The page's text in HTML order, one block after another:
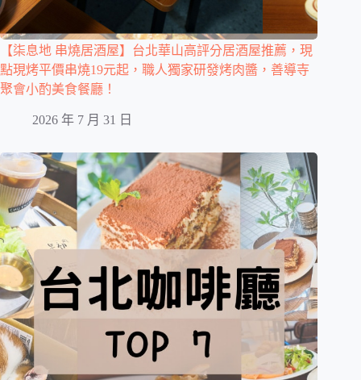
【柒息地 串燒居酒屋】台北華山高評分居酒屋推薦，現
點現烤平價串燒19元起，職人獨家研發烤肉醬，善導寺
聚會小酌美食餐廳！
2026 年 7 月 31 日